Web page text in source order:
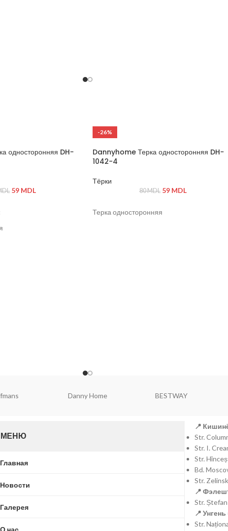
односторонняя DH-
59 MDL
-26%
Dannyhome Терка односторонняя DH-
1042-4
Тёрки
80MDL 59 MDL
Терка односторонняя
Falez Brart
МЕНЮ
Главная
Новости
Галерея
О нас
📍
Str.
Str. I.
Str.
Bd.
Str.
📍
Str.
📍
Str.